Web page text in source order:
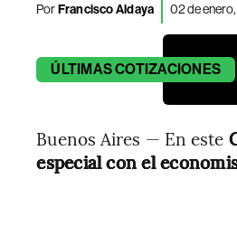
PorFrancisco Aldaya 02 de
ÚLTIMASCOTIZACIONES
Buenos Aires — En este
especial con el